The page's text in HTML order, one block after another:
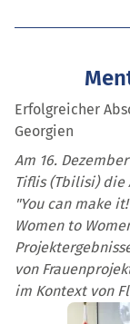
Erfolgreicher
Georgien
Am 16.
Tiflis (Tbilisi) die
"You can make
Women to
von
im Kontext von